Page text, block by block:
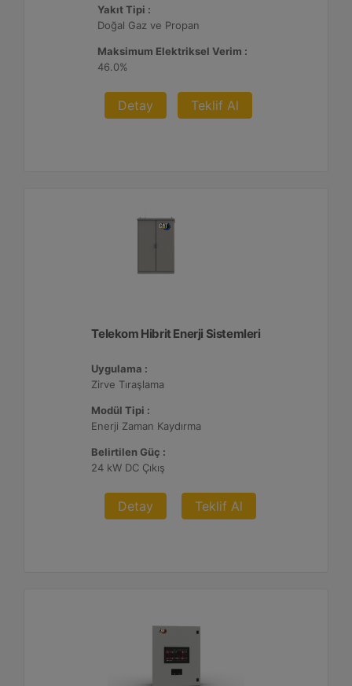
Yakıt Tipi :
Doğal Gaz ve Propan
Maksimum Elektriksel Verim :
46.0%
Detay Teklif Al
Telekom Hibrit Enerji Sistemleri
Uygulama :
Zirve Tıraşlama
Modül Tipi :
Enerji Zaman Kaydırma
Belirtilen Güç :
24 kW DC Çıkış
Detay Teklif Al